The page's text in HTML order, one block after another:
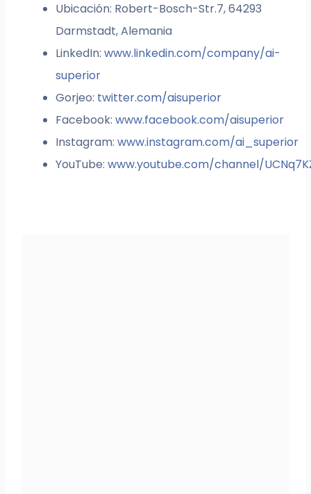
Ubicación: Robert-Bosch-Str.7, 64293
Darmstadt, Alemania
LinkedIn:www.linkedin.com/company/ai-
superior
Gorjeo: twitter.com/aisuperior
Facebook: www.facebook.com/aisuperior
Instagram:www.instagram.com/ai_superior
YouTube:www.youtube.com/channel/